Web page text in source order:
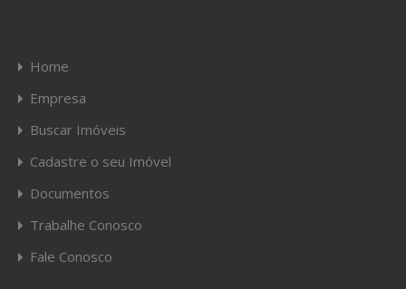
Home
Empresa
Buscar Imóveis
Cadastre o seu Imóvel
Documentos
Trabalhe Conosco
Fale Conosco